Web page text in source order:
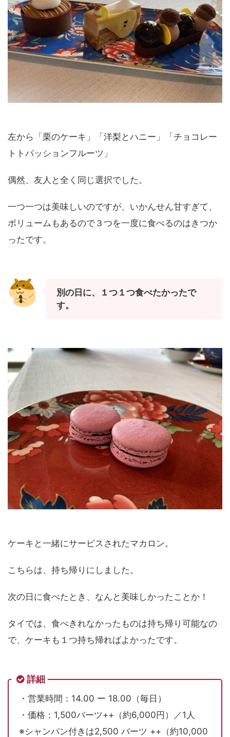
左から「栗のケーキ」「洋梨とハニー」「チョコレー
トトパッションフルーツ」
偶然、友人と全く同じ選択でした。
一つ一つは美味しいのですが、いかんせん甘すぎて、
ボリュームもあるので３つを一度に食べるのはきつか
ったです。
別の日に、１つ１つ食べたかったで
す。
ケーキと一緒にサービスされたマカロン。
こちらは、持ち帰りにしました。
次の日に食べたとき、なんと美味しかったことか！
タイでは、食べきれなかったものは持ち帰り可能なの
で、ケーキも１つ持ち帰ればよかったです。
詳細
・営業時間：14.00 ー 18.00（毎日）
・価格：1,500バーツ++（約6,000円）／1人
※シャンパン付きは2,500 バーツ ++（約10,000